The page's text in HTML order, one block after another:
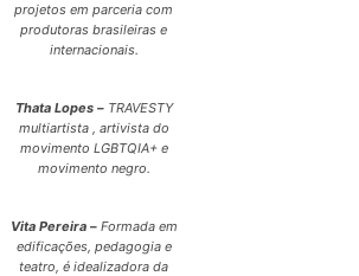
projetos em parceria com
produtoras brasileiras e
internacionais.
Thata Lopes –TRAVESTY
multiartista , artivista do
movimento LGBTQIA+ e
movimento negro.
Vita Pereira – Formada em
edificações, pedagogia e
teatro, é idealizadora da